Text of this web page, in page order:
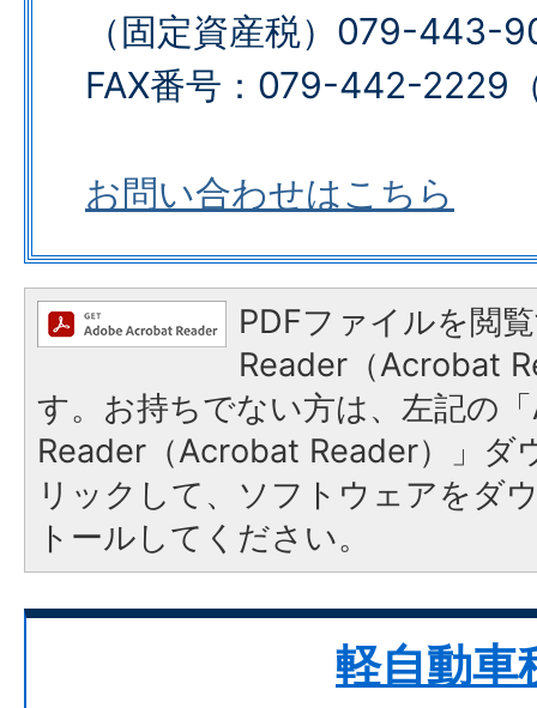
（固定資産税）079-443-
FAX番号：079-442-2229​​​​​​​
お問い合わせはこちら
PDFファイルを閲
Reader（Acrobat
す。お持ちでない方は、左記の
Reader（Acrobat Reader）」ダ
リックして、ソフトウェアをダ
トールしてください。
軽自動車